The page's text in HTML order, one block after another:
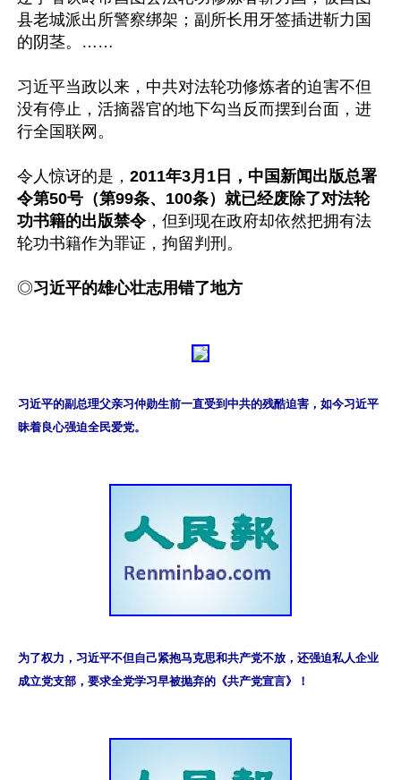
县老城派出所警察绑架；副所长用牙签插进靳力国
的阴茎。……
习近平当政以来，中共对法轮功修炼者的迫害不但
没有停止，活摘器官的地下勾当反而摆到台面，进
行全国联网。
令人惊讶的是， 2011年3月1日，中国新闻出版总署
令第50号（第99条、100条）就已经废除了对法轮
功书籍的出版禁令，但到现在政府却依然把拥有法
轮功书籍作为罪证，拘留判刑。
◎习近平的雄心壮志用错了地方
习近平的副总理父亲习仲勋生前一直受到中共的残酷迫害，如今习近平
昧着良心强迫全民爱党。
为了权力，习近平不但自己紧抱马克思和共产党不放，还强迫私人企业
成立党支部，要求全党学习早被抛弃的《共产党宣言》！